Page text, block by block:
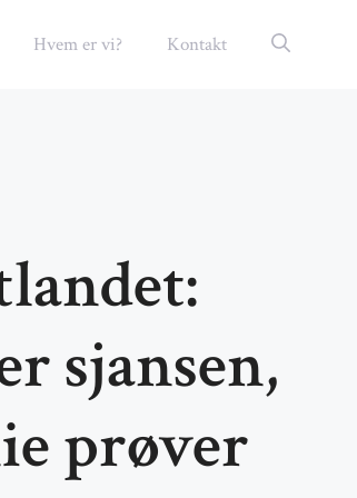
Hvem er vi? Kontakt
sjansen,
prøver